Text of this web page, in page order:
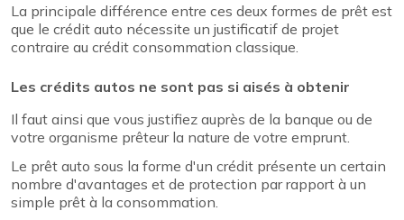
La principale différence entre ces deux formes de prêt est
que le crédit auto nécessite un justificatif de projet
contraire au crédit consommation classique.
Les crédits autos ne sont pas si aisés à obtenir
Il faut ainsi que vous justifiez auprès de la banque ou de
votre organisme prêteur la nature de votre emprunt.
Le prêt auto sous la forme d'un crédit présente un certain
nombre d'avantages et de protection par rapport à un
simple prêt à la consommation.